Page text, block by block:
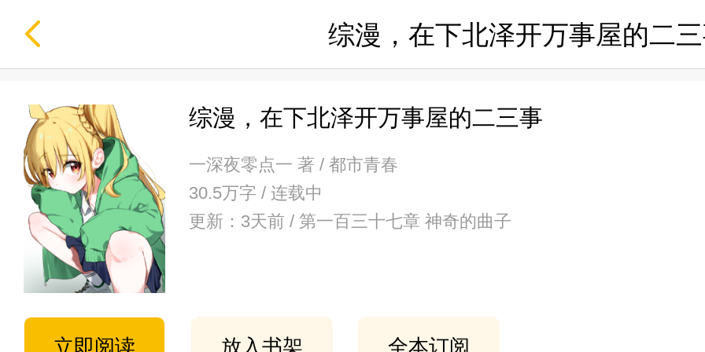
综漫，在下北泽开万事屋的二
综漫，在下北泽开万事屋的二三事
一深夜零点一 著 / 都市青春
30.5万字 / 连载中
更新：3天前 / 第一百三十七章 神奇的曲子
立即阅读 放入书架 全本订阅